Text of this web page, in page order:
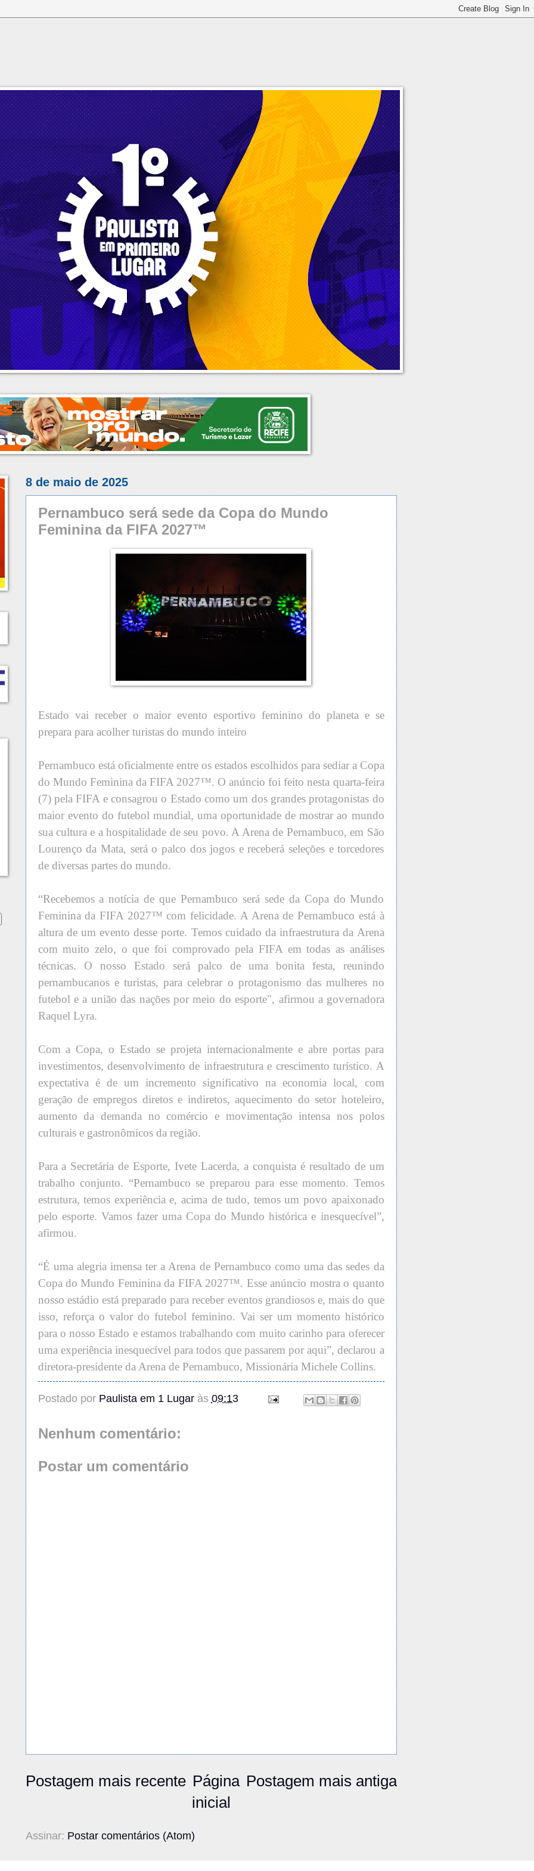
8 de maio de 2025
Pernambuco será sede da Copa do Mundo
Feminina da FIFA 2027™
Estado vai receber o maior evento esportivo feminino do planeta e se
prepara para acolher turistas do mundo inteiro
Pernambuco está oficialmente entre os estados escolhidos para sediar a Copa
do Mundo Feminina da FIFA 2027™. O anúncio foi feito nesta quarta-feira
(7) pela FIFA e consagrou o Estado como um dos grandes protagonistas do
maior evento do futebol mundial, uma oportunidade de mostrar ao mundo
sua cultura e a hospitalidade de seu povo. A Arena de Pernambuco, em São
Lourenço da Mata, será o palco dos jogos e receberá seleções e torcedores
de diversas partes do mundo.
“Recebemos a notícia de que Pernambuco será sede da Copa do Mundo
Feminina da FIFA 2027™ com felicidade. A Arena de Pernambuco está à
altura de um evento desse porte. Temos cuidado da infraestrutura da Arena
com muito zelo, o que foi comprovado pela FIFA em todas as análises
técnicas. O nosso Estado será palco de uma bonita festa, reunindo
pernambucanos e turistas, para celebrar o protagonismo das mulheres no
futebol e a união das nações por meio do esporte", afirmou a governadora
Raquel Lyra.
Com a Copa, o Estado se projeta internacionalmente e abre portas para
investimentos, desenvolvimento de infraestrutura e crescimento turístico. A
expectativa é de um incremento significativo na economia local, com
geração de empregos diretos e indiretos, aquecimento do setor hoteleiro,
aumento da demanda no comércio e movimentação intensa nos polos
culturais e gastronômicos da região.
Para a Secretária de Esporte, Ivete Lacerda, a conquista é resultado de um
trabalho conjunto. “Pernambuco se preparou para esse momento. Temos
estrutura, temos experiência e, acima de tudo, temos um povo apaixonado
pelo esporte. Vamos fazer uma Copa do Mundo histórica e inesquecível”,
afirmou.
“É uma alegria imensa ter a Arena de Pernambuco como uma das sedes da
Copa do Mundo Feminina da FIFA 2027™. Esse anúncio mostra o quanto
nosso estádio está preparado para receber eventos grandiosos e, mais do que
isso, reforça o valor do futebol feminino. Vai ser um momento histórico
para o nosso Estado e estamos trabalhando com muito carinho para oferecer
uma experiência inesquecível para todos que passarem por aqui”, declarou a
diretora-presidente da Arena de Pernambuco, Missionária Michele Collins.
Postado por Paulista em 1 Lugar às 09:13
Nenhum comentário:
Postar um comentário
Postagem mais recente Postagem mais antiga
Página
inicial
Assinar: Postar comentários (Atom)